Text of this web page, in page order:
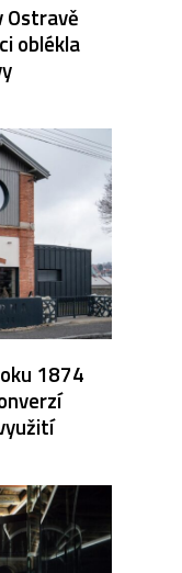
Ostravě
oblékla
1874